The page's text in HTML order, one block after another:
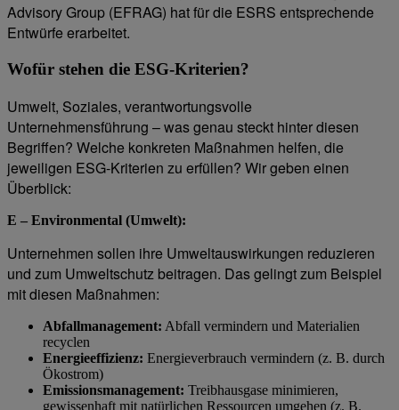
Advisory Group (EFRAG) hat für die ESRS entsprechende
Entwürfe erarbeitet.
Wofür stehen die ESG-Kriterien?
Umwelt, Soziales, verantwortungsvolle
Unternehmensführung – was genau steckt hinter diesen
Begriffen? Welche konkreten Maßnahmen helfen, die
jeweiligen ESG-Kriterien zu erfüllen? Wir geben einen
Überblick:
E – Environmental (Umwelt):
Unternehmen sollen ihre Umweltauswirkungen reduzieren
und zum Umweltschutz beitragen. Das gelingt zum Beispiel
mit diesen Maßnahmen:
Abfallmanagement: Abfall vermindern und Materialien
recyclen
Energieeffizienz: Energieverbrauch vermindern (z. B. durch
Ökostrom)
Emissionsmanagement: Treibhausgase minimieren,
gewissenhaft mit natürlichen Ressourcen umgehen (z. B.